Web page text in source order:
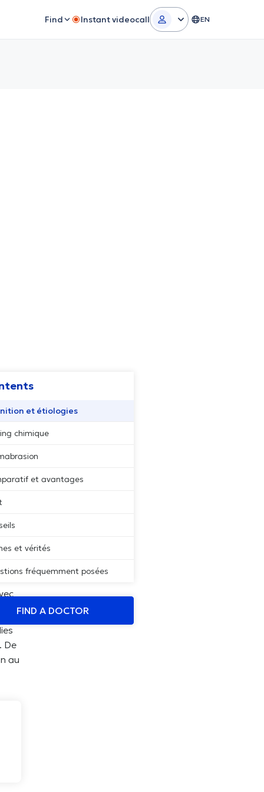
Find Instant videocall EN
et étiologies
chimique
et avantages
et vérités
fréquemment posées
FIND A DOCTOR
. De
au